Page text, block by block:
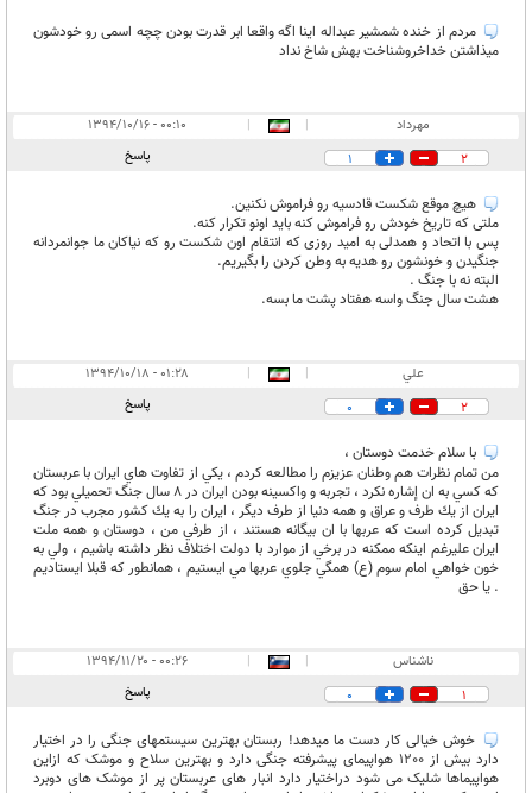
مردم از خنده شمشیر عبداله اینا اگه واقعا ابر قدرت بودن چچه اسمی رو خودشون
میذاشتن خداخروشناخت بهش شاخ نداد
مهرداد |
|
۰۰:۱۰ - ۱۳۹۴/۱۰/۱۶
2
1 پاسخ
هیچ موقع شکست قادسیه رو فراموش نکنین.
ملتی که تاریخ خودش رو فراموش کنه باید اونو تکرار کنه.
پس با اتحاد و همدلی به امید روزی که انتقام اون شکست رو که نیاکان ما جوانمردانه
جنگیدن و خونشون رو هدیه به وطن کردن را بگیریم.
البته نه با جنگ .
هشت سال جنگ واسه هفتاد پشت ما بسه.
علي |
|
۰۱:۲۸ - ۱۳۹۴/۱۰/۱۸
2
0 پاسخ
با سلام خدمت دوستان ،
من تمام نظرات هم وطنان عزيزم را مطالعه كردم ، يكي از تفاوت هاي ايران با عربستان
كه كسي به ان إشاره نكرد ، تجربه و واكسينه بودن ايران در 8 سال جنگ تحميلي بود كه
ايران از يك طرف و عراق و همه دنيا از طرف ديگر ، ايران را به يك كشور مجرب در جنگ
تبديل كرده است كه عربها با ان بيگانه هستند ، از طرفي من ، دوستان و همه ملت
ايران عليرغم اينكه ممكنه در برخي از موارد با دولت اختلاف نظر داشته باشيم ، ولي به
خون خواهي امام سوم (ع) همگي جلوي عربها مي ايستيم ، همانطور كه قبلا ايستاديم
. يا حق
ناشناس |
|
۰۰:۲۶ - ۱۳۹۴/۱۱/۲۰
1
0 پاسخ
خوش خیالی کار دست ما میدهد! ربستان بهترین سیستمهای جنگی را در اختیار
دارد بیش از 1200 هواپیمای پیشرفته جنگی دارد و بهترین سلاح و موشک که ازاین
هواپیماها شلیک می شود دراختیار دارد انبار های عربستان پر از موشک های دوبرد